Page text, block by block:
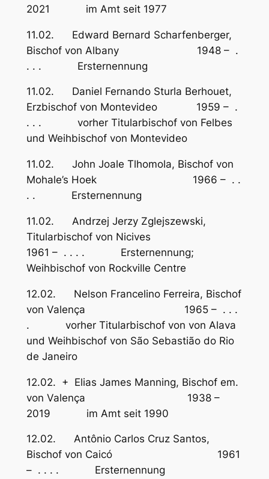
2021 im Amt seit 1977
11.02. Edward Bernard Scharfenberger,
Bischof von Albany 1948 – .
. . . Ersternennung
11.02. Daniel Fernando Sturla Berhouet,
Erzbischof von Montevideo 1959 – .
. . . vorher Titularbischof von Felbes
und Weihbischof von Montevideo
11.02. John Joale Tlhomola, Bischof von
Mohale’s Hoek 1966 – . .
. . Ersternennung
11.02. Andrzej Jerzy Zglejszewski,
Titularbischof von Nicives
1961 – . . . . Ersternennung;
Weihbischof von Rockville Centre
12.02. Nelson Francelino Ferreira, Bischof
von Valença 1965 – . . .
. vorher Titularbischof von von Alava
und Weihbischof von São Sebastião do Rio
de Janeiro
12.02. + Elias James Manning, Bischof em.
von Valença 1938 –
2019 im Amt seit 1990
12.02. Antônio Carlos Cruz Santos,
Bischof von Caicó 1961
– . . . . Ersternennung